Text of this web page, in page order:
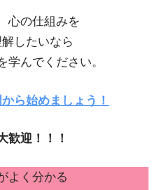
心の仕組みを
したいなら
学んでください。
ら始めましょう！
歓迎！！！
よく分かる